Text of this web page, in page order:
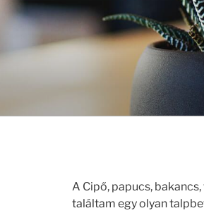
A Cipő, papucs,
találtam egy olyan